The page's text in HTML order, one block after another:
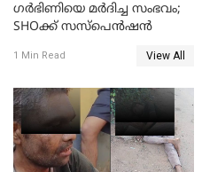
ഗര്‍ഭിണിയെ മർദിച്ച സംഭവം;
SHOക്ക് സസ്പെൻഷൻ
1 Min Read View All